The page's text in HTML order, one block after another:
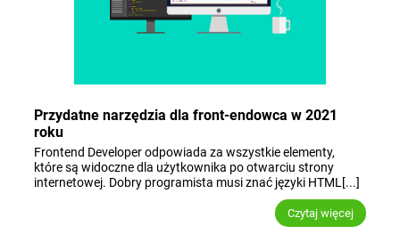
Przydatne narzędzia dla front-endowca w 2021
roku
Frontend Developer odpowiada za wszystkie elementy,
które są widoczne dla użytkownika po otwarciu strony
internetowej. Dobry programista musi znać języki HTML[...]
Czytaj więcej